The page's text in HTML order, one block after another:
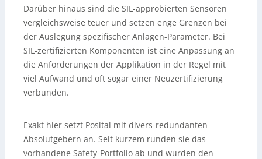
Darüber hinaus sind die SIL-approbierten Sensoren
vergleichsweise teuer und setzen enge Grenzen bei
der Auslegung spezifischer Anlagen-Parameter. Bei
SIL-zertifizierten Komponenten ist eine Anpassung an
die Anforderungen der Applikation in der Regel mit
viel Aufwand und oft sogar einer Neuzertifizierung
verbunden.
Exakt hier setzt Posital mit divers-redundanten
Absolutgebern an. Seit kurzem runden sie das
vorhandene Safety-Portfolio ab und wurden den